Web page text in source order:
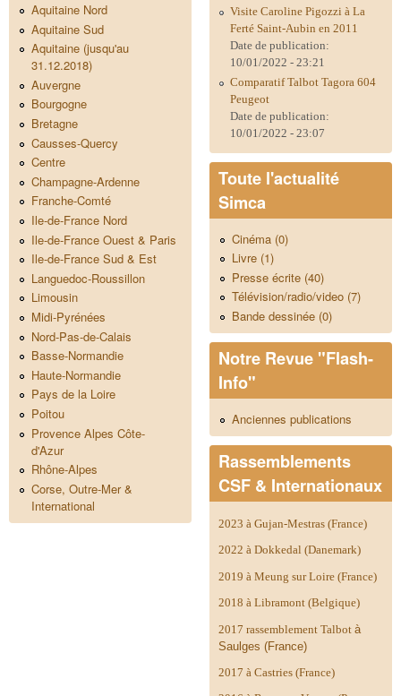
Aquitaine Nord
Aquitaine Sud
Aquitaine (jusqu'au
31.12.2018)
Auvergne
Bourgogne
Bretagne
Causses-Quercy
Centre
Champagne-Ardenne
Franche-Comté
Ile-de-France Nord
Ile-de-France Ouest & Paris
Ile-de-France Sud & Est
Languedoc-Roussillon
Limousin
Midi-Pyrénées
Nord-Pas-de-Calais
Basse-Normandie
Haute-Normandie
Pays de la Loire
Poitou
Provence Alpes Côte-
d'Azur
Rhône-Alpes
Corse, Outre-Mer &
International
Visite Caroline Pigozzi à La
Ferté Saint-Aubin en 2011
Date de publication:
10/01/2022 - 23:21
Comparatif Talbot Tagora 604
Peugeot
Date de publication:
10/01/2022 - 23:07
Toute l'actualité
Simca
Cinéma (0)
Livre (1)
Presse écrite (40)
Télévision/radio/video (7)
Bande dessinée (0)
Notre Revue "Flash-
Info"
Anciennes publications
Rassemblements
CSF & Internationaux
2023 à Gujan-Mestras (France)
2022 à Dokkedal (Danemark)
2019 à Meung sur Loire (France)
2018 à Libramont (Belgique)
2017 rassemblement Talbot à
Saulges (France)
2017 à Castries (France)